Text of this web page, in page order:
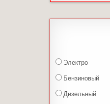
Электро
Бензиновый
Дизельный